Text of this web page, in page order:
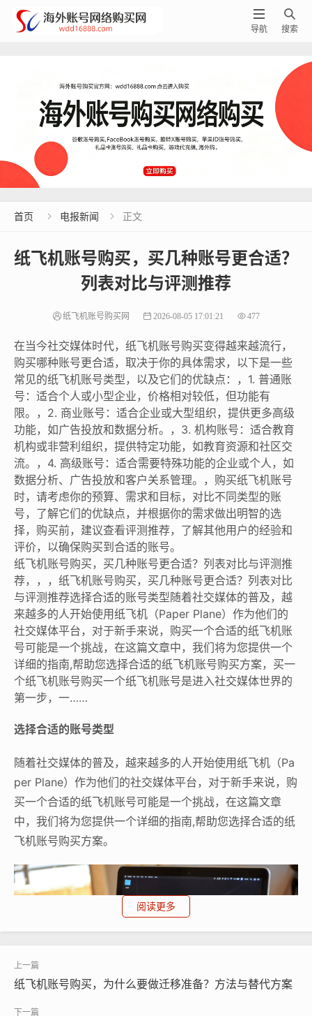

搜索

导航
首页  电报新闻  正文
纸飞机账号购买，买几种账号更合适？
列表对比与评测推荐
纸飞机账号购买网 2026-08-05 17:01:21 477
在当今社交媒体时代，纸飞机账号购买变得越来越流行，
购买哪种账号更合适，取决于你的具体需求，以下是一些
常见的纸飞机账号类型，以及它们的优缺点：，1. 普通账
号：适合个人或小型企业，价格相对较低，但功能有
限。，2. 商业账号：适合企业或大型组织，提供更多高级
功能，如广告投放和数据分析。，3. 机构账号：适合教育
机构或非营利组织，提供特定功能，如教育资源和社区交
流。，4. 高级账号：适合需要特殊功能的企业或个人，如
数据分析、广告投放和客户关系管理。，购买纸飞机账号
时，请考虑你的预算、需求和目标，对比不同类型的账
号，了解它们的优缺点，并根据你的需求做出明智的选
择，购买前，建议查看评测推荐，了解其他用户的经验和
评价，以确保购买到合适的账号。
纸飞机账号购买，买几种账号更合适？列表对比与评测推
荐，，，纸飞机账号购买，买几种账号更合适？列表对比
与评测推荐选择合适的账号类型随着社交媒体的普及，越
来越多的人开始使用纸飞机（Paper Plane）作为他们的
社交媒体平台，对于新手来说，购买一个合适的纸飞机账
号可能是一个挑战，在这篇文章中，我们将为您提供一个
详细的指南,帮助您选择合适的纸飞机账号购买方案，买一
个纸飞机账号购买一个纸飞机账号是进入社交媒体世界的
第一步，一……
选择合适的账号类型
随着社交媒体的普及，越来越多的人开始使用纸飞机（Pa
per Plane）作为他们的社交媒体平台，对于新手来说，购
买一个合适的纸飞机账号可能是一个挑战，在这篇文章
中，我们将为您提供一个详细的指南,帮助您选择合适的纸
飞机账号购买方案。
阅读更多
纸飞机账号购买，为什么要做迁移准备？方法与替代方案